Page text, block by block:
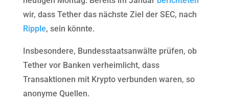
wir, dass Tether das nächste Ziel der SEC, nach
Ripple, sein könnte.
Insbesondere, Bundesstaatsanwälte prüfen, ob
Tether vor Banken verheimlicht, dass
Transaktionen mit Krypto verbunden waren, so
anonyme Quellen.